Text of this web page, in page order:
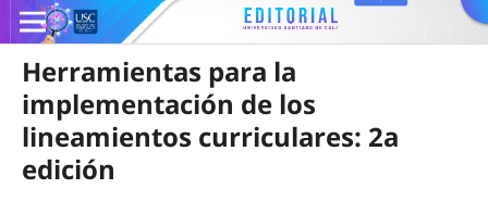
Herramientas para la
implementación de los
lineamientos curriculares: 2a
edición